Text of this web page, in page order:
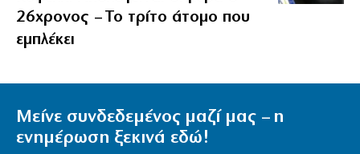
26χρονος – Το τρίτο άτομο που
εμπλέκει
Μείνε συνδεδεμένος μαζί μας – η
ενημέρωση ξεκινά εδώ!